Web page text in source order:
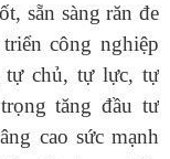
sẵn sàng răn đe
công nghiệp
tự chủ, tự lực, tự
tăng đầu tư
cao sức mạnh